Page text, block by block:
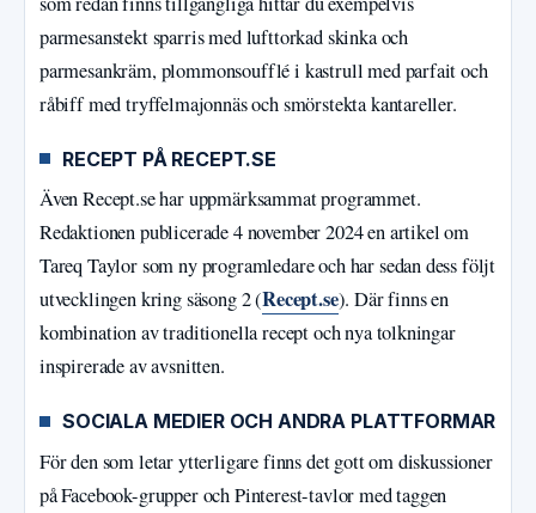
parmesanstekt sparris med lufttorkad skinka och
parmesankräm, plommonsoufflé i kastrull med parfait och
råbiff med tryffelmajonnäs och smörstekta kantareller.
RECEPT PÅ RECEPT.SE
Även Recept.se har uppmärksammat programmet.
Redaktionen publicerade 4 november 2024 en artikel om
Tareq Taylor som ny programledare och har sedan dess följt
utvecklingen kring säsong 2 (Recept.se). Där finns en
kombination av traditionella recept och nya tolkningar
inspirerade av avsnitten.
SOCIALA MEDIER OCH ANDRA PLATTFORMAR
För den som letar ytterligare finns det gott om diskussioner
på Facebook-grupper och Pinterest-tavlor med taggen